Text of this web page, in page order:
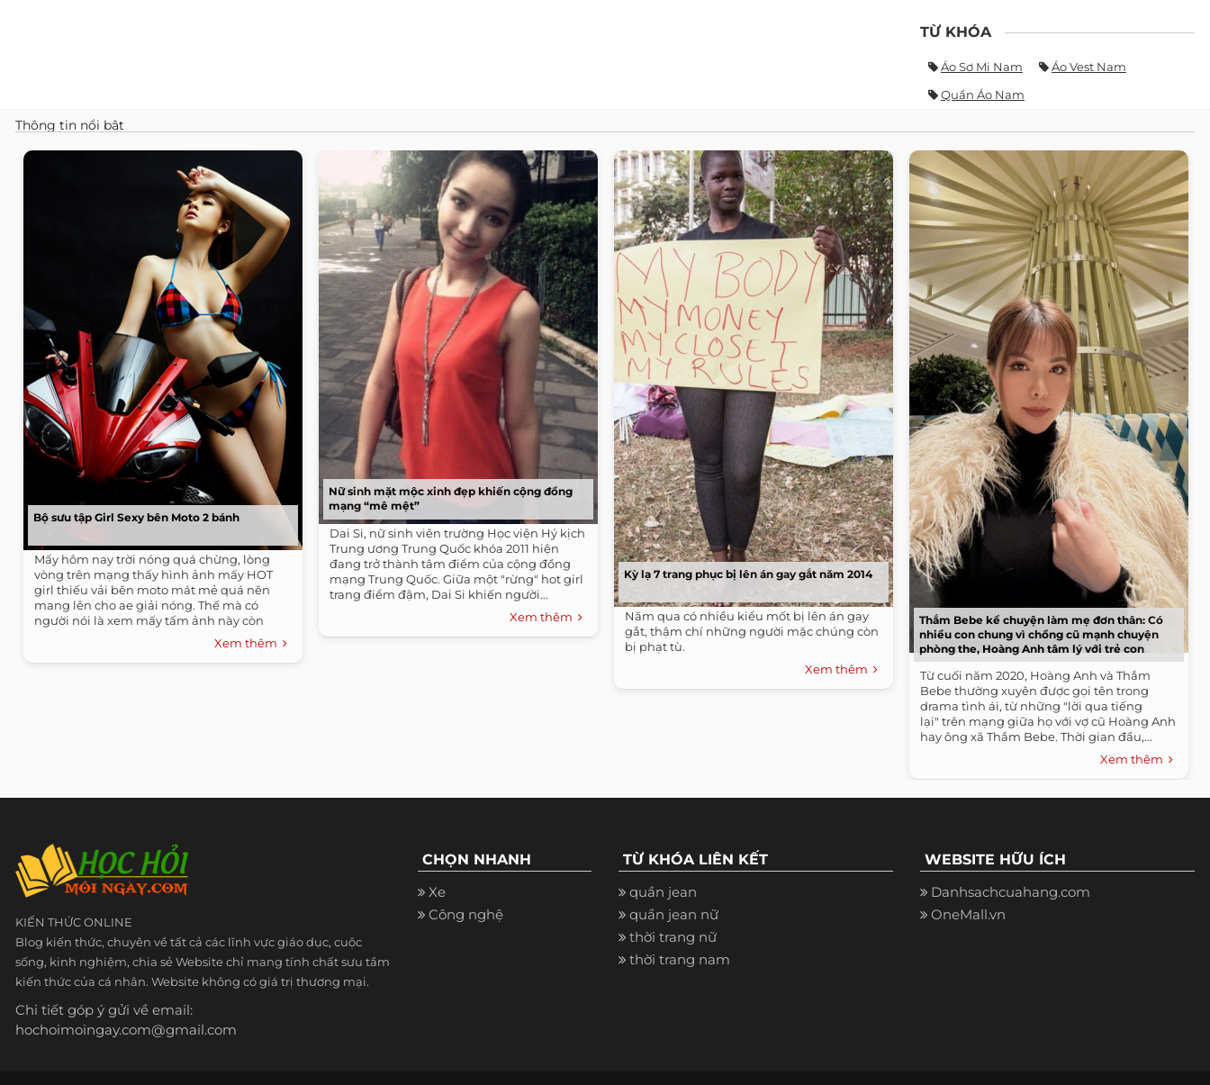
TỪ KHÓA
Áo Sơ Mi Nam
Áo Vest Nam
Quần Áo Nam
Thông tin nổi bật
Bộ sưu tập Girl Sexy bên Moto 2 bánh
Mấy hôm nay trời nóng quá chừng, lòng
vòng trên mạng thấy hình ảnh mấy HOT
girl thiếu vải bên moto mát mẻ quá nên
mang lên cho ae giải nóng. Thế mà có
người nói là xem mấy tấm ảnh này còn
Xem thêm
Nữ sinh mặt mộc xinh đẹp khiến cộng đồng
mạng “mê mệt”
Dai Si, nữ sinh viên trường Học viện Hý kịch
Trung ương Trung Quốc khóa 2011 hiện
đang trở thành tâm điểm của cộng đồng
mạng Trung Quốc. Giữa một "rừng" hot girl
trang điểm đậm, Dai Si khiến người...
Xem thêm
Kỳ lạ 7 trang phục bị lên án gay gắt năm 2014
Năm qua có nhiều kiểu mốt bị lên án gay
gắt, thậm chí những người mặc chúng còn
bị phạt tù.
Xem thêm
Thắm Bebe kể chuyện làm mẹ đơn thân: Có
nhiều con chung vì chồng cũ mạnh chuyện
phòng the, Hoàng Anh tâm lý với trẻ con
Từ cuối năm 2020, Hoàng Anh và Thắm
Bebe thường xuyên được gọi tên trong
drama tình ái, từ những "lời qua tiếng
lại" trên mạng giữa họ với vợ cũ Hoàng Anh
hay ông xã Thắm Bebe. Thời gian đầu,...
Xem thêm
KIẾN THỨC ONLINE
Blog kiến thức, chuyên về tất cả các lĩnh vực giáo dục, cuộc
sống, kinh nghiệm, chia sẻ Website chỉ mang tính chất sưu tầm
kiến thức của cá nhân. Website không có giá trị thương mại.
Chi tiết góp ý gửi về email:
hochoimoingay.com@gmail.com
CHỌN NHANH
Xe
Công nghệ
TỪ KHÓA LIÊN KẾT
quần jean
quần jean nữ
thời trang nữ
thời trang nam
WEBSITE HỮU ÍCH
Danhsachcuahang.com
OneMall.vn